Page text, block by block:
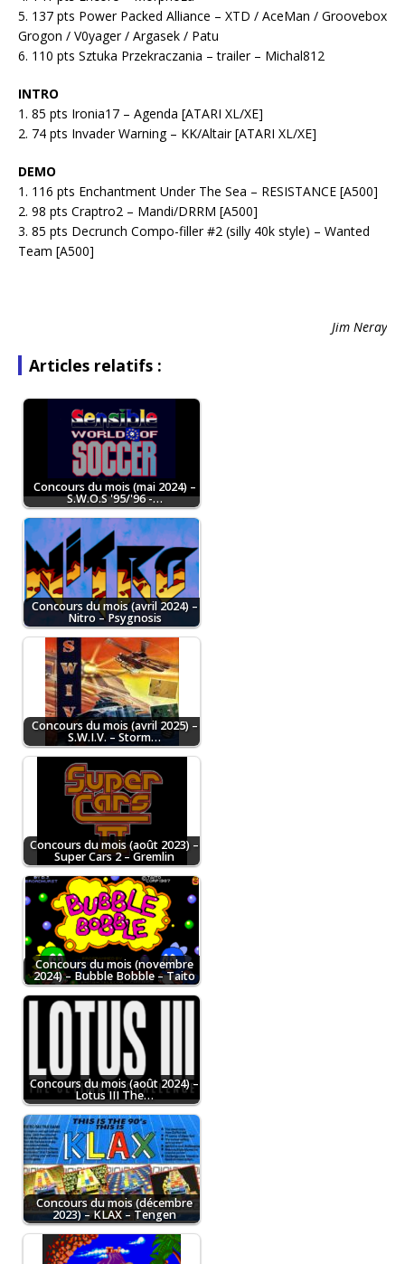
5. 137 pts Power Packed Alliance – XTD / AceMan / Groovebox
Grogon / V0yager / Argasek / Patu
6. 110 pts Sztuka Przekraczania – trailer – Michal812
INTRO
1. 85 pts Ironia17 – Agenda [ATARI XL/XE]
2. 74 pts Invader Warning – KK/Altair [ATARI XL/XE]
DEMO
1. 116 pts Enchantment Under The Sea – RESISTANCE [A500]
2. 98 pts Craptro2 – Mandi/DRRM [A500]
3. 85 pts Decrunch Compo-filler #2 (silly 40k style) – Wanted
Team [A500]
Jim Neray
Articles relatifs :
Concours du mois (mai 2024) –
S.W.O.S '95/'96 -…
Concours du mois (avril 2024) –
Nitro – Psygnosis
Concours du mois (avril 2025) –
S.W.I.V. – Storm…
Concours du mois (août 2023) –
Super Cars 2 – Gremlin
Concours du mois (novembre
2024) – Bubble Bobble – Taito
Concours du mois (août 2024) –
Lotus III The…
Concours du mois (décembre
2023) – KLAX – Tengen